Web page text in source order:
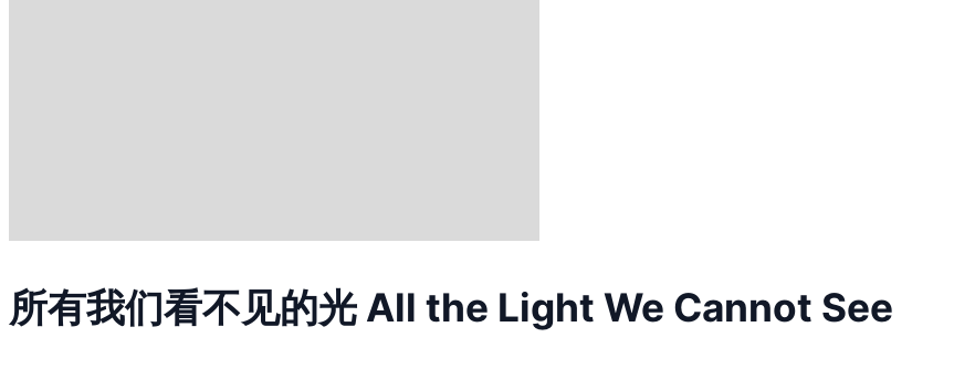
所有我们看不见的光 All the Light We Cannot See